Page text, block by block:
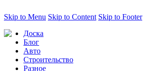
Skip to Menu Skip to Content Skip to Footer
Доска
Блог
Авто
Строительство
Разное